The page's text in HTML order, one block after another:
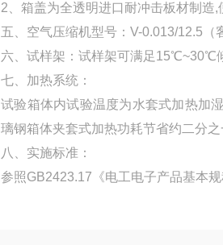
2、箱盖为全透明进口耐冲击板材制造
五、空气压缩机型号：V-0.013/12.5
六、试样架：试样架可满足15℃~30℃
七、加热系统：
试验箱体内试验温度为水套式加热加
璃钢箱体夹套式加热功耗节省约二分之
八、实施标准：
参照GB2423.17《电工电子产品基本